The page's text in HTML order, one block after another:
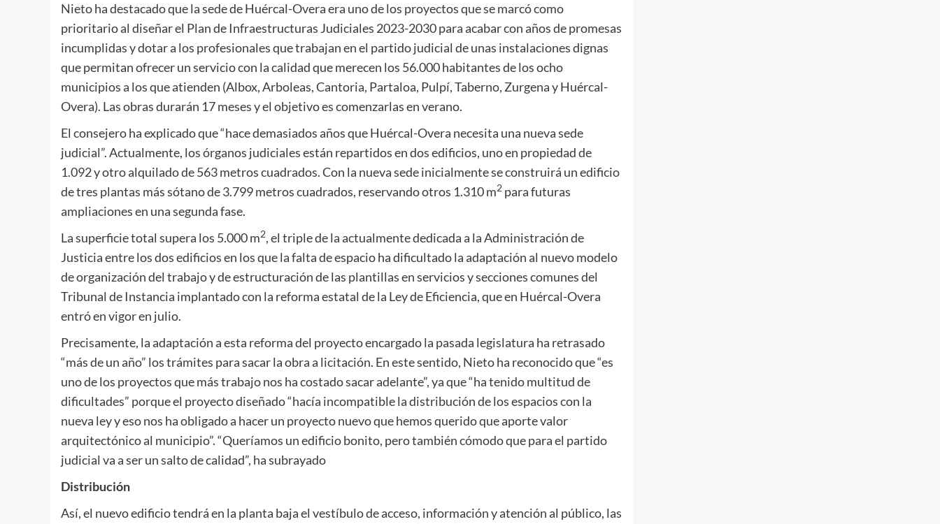
Nieto ha destacado que la sede de Huércal-Overa era uno de los proyectos que se marcó como
prioritario al diseñar el Plan de Infraestructuras Judiciales 2023-2030 para acabar con años de promesas
incumplidas y dotar a los profesionales que trabajan en el partido judicial de unas instalaciones dignas
que permitan ofrecer un servicio con la calidad que merecen los 56.000 habitantes de los ocho
municipios a los que atienden (Albox, Arboleas, Cantoria, Partaloa, Pulpí, Taberno, Zurgena y Huércal-
Overa). Las obras durarán 17 meses y el objetivo es comenzarlas en verano.
El consejero ha explicado que “hace demasiados años que Huércal-Overa necesita una nueva sede
judicial”. Actualmente, los órganos judiciales están repartidos en dos edificios, uno en propiedad de
1.092 y otro alquilado de 563 metros cuadrados. Con la nueva sede inicialmente se construirá un edificio
de tres plantas más sótano de 3.799 metros cuadrados, reservando otros 1.310 m2 para futuras
ampliaciones en una segunda fase.
La superficie total supera los 5.000 m2, el triple de la actualmente dedicada a la Administración de
Justicia entre los dos edificios en los que la falta de espacio ha dificultado la adaptación al nuevo modelo
de organización del trabajo y de estructuración de las plantillas en servicios y secciones comunes del
Tribunal de Instancia implantado con la reforma estatal de la Ley de Eficiencia, que en Huércal-Overa
entró en vigor en julio.
Precisamente, la adaptación a esta reforma del proyecto encargado la pasada legislatura ha retrasado
“más de un año” los trámites para sacar la obra a licitación. En este sentido, Nieto ha reconocido que “es
uno de los proyectos que más trabajo nos ha costado sacar adelante”, ya que “ha tenido multitud de
dificultades” porque el proyecto diseñado “hacía incompatible la distribución de los espacios con la
nueva ley y eso nos ha obligado a hacer un proyecto nuevo que hemos querido que aporte valor
arquitectónico al municipio”. “Queríamos un edificio bonito, pero también cómodo que para el partido
judicial va a ser un salto de calidad”, ha subrayado
Distribución
Así, el nuevo edificio tendrá en la planta baja el vestíbulo de acceso, información y atención al público, las